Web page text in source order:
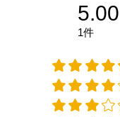
5.00
1件